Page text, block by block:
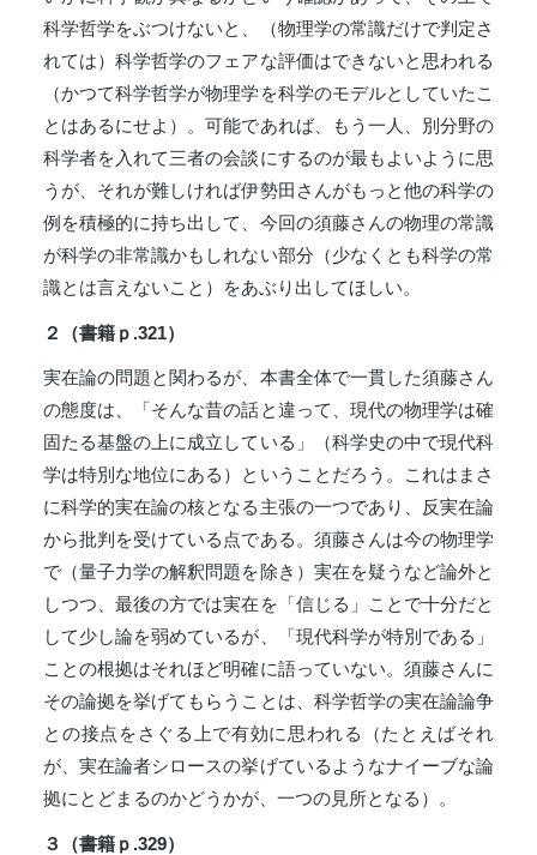
科学哲学をぶつけないと、（物理学の常識だけで判定さ
れては）科学哲学のフェアな評価はできないと思われる
（かつて科学哲学が物理学を科学のモデルとしていたこ
とはあるにせよ）。可能であれば、もう一人、別分野の
科学者を入れて三者の会談にするのが最もよいように思
うが、それが難しければ伊勢田さんがもっと他の科学の
例を積極的に持ち出して、今回の須藤さんの物理の常識
が科学の非常識かもしれない部分（少なくとも科学の常
識とは言えないこと）をあぶり出してほしい。
２（書籍ｐ.321）
実在論の問題と関わるが、本書全体で一貫した須藤さん
の態度は、「そんな昔の話と違って、現代の物理学は確
固たる基盤の上に成立している」（科学史の中で現代科
学は特別な地位にある）ということだろう。これはまさ
に科学的実在論の核となる主張の一つであり、反実在論
から批判を受けている点である。須藤さんは今の物理学
で（量子力学の解釈問題を除き）実在を疑うなど論外と
しつつ、最後の方では実在を「信じる」ことで十分だと
して少し論を弱めているが、「現代科学が特別である」
ことの根拠はそれほど明確に語っていない。須藤さんに
その論拠を挙げてもらうことは、科学哲学の実在論論争
との接点をさぐる上で有効に思われる（たとえばそれ
が、実在論者シロースの挙げているようなナイーブな論
拠にとどまるのかどうかが、一つの見所となる）。
３（書籍ｐ.329）